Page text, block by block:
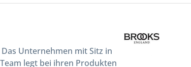
Das Unternehmen mit Sitz in
legt bei ihren Produkten